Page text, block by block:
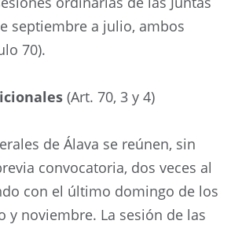
septiembre a julio, ambos
70).
(Art. 70, 3 y 4)
de Álava se reúnen, sin
convocatoria, dos veces al
con el último domingo de los
y noviembre. La sesión de las